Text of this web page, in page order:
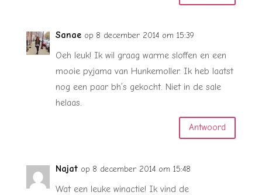
Sanae op 8 december 2014 om 15:39
Oeh leuk! Ik wil graag warme sloffen en een
mooie pyjama van Hunkemoller. Ik heb laatst
nog een paar bh’s gekocht. Niet in de sale
helaas.
Antwoord
Najat op 8 december 2014 om 15:48
Wat een leuke winactie! Ik vind de